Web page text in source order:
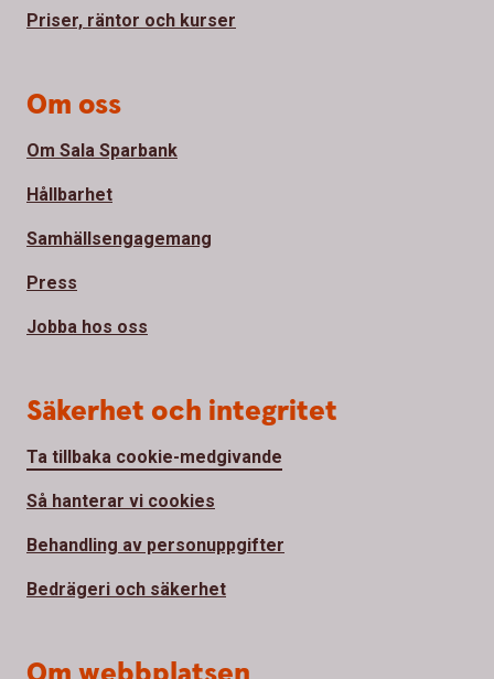
Priser, räntor och kurser
Om oss
Om Sala Sparbank
Hållbarhet
Samhällsengagemang
Press
Jobba hos oss
Säkerhet och integritet
Ta tillbaka cookie-medgivande
Så hanterar vi cookies
Behandling av personuppgifter
Bedrägeri och säkerhet